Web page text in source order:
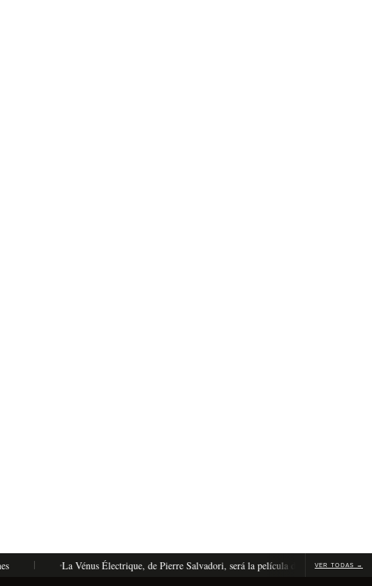
La Vénus Électrique, de Pierre Salvadori, será la película de apertura de Cannes
VER TODAS →